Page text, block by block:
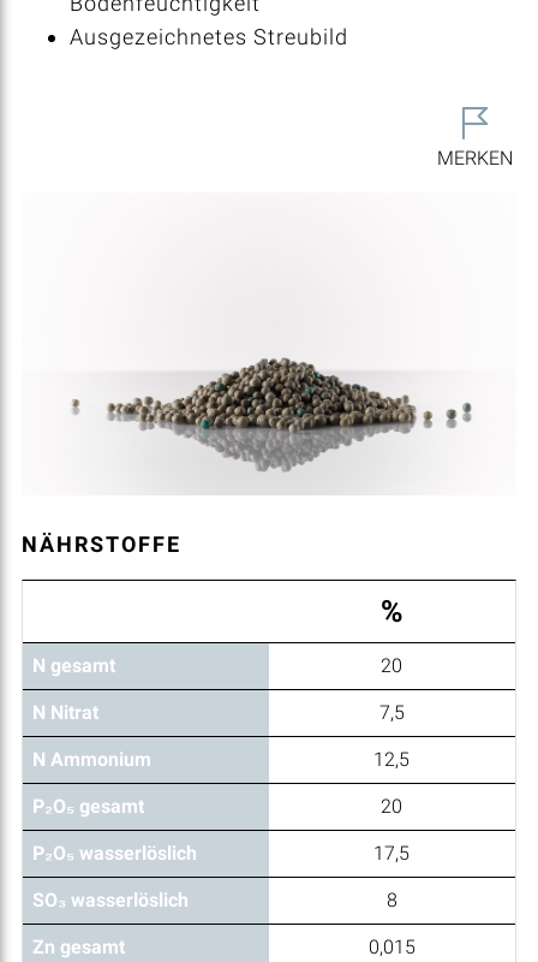
Ausgezeichnetes Streubild
MERKEN
NÄHRSTOFFE
%
N gesamt 20
N Nitrat 7,5
N Ammonium 12,5
P₂O₅ gesamt 20
P₂O₅ wasserlöslich 17,5
SO₃ wasserlöslich 8
Zn gesamt 0,015